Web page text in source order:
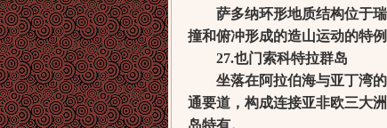
萨多纳环形地质结构位于瑞
撞和俯冲形成的造山运动的特
27.也门索科特拉群岛
坐落在阿拉伯海与亚丁湾的
通要道，构成连接亚非欧三大
岛特有。